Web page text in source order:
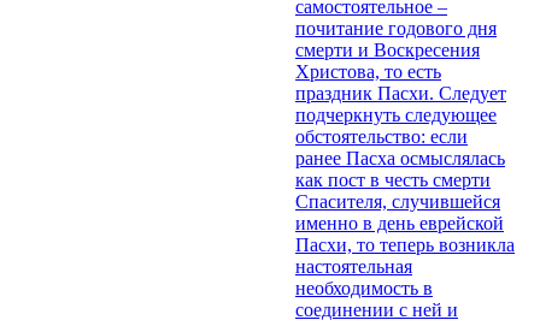
самостоятельное –
почитание годового дня
смерти и Воскресения
Христова, то есть
праздник Пасхи. Следует
подчеркнуть следующее
обстоятельство: если
ранее Пасха осмыслялась
как пост в честь смерти
Спасителя, случившейся
именно в день еврейской
Пасхи, то теперь возникла
настоятельная
необходимость в
соединении с ней и